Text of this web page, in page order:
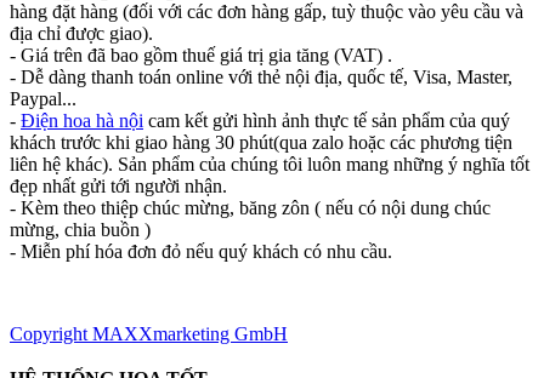
hàng đặt hàng (đối với các đơn hàng gấp, tuỳ thuộc vào yêu cầu và
địa chỉ được giao).
- Giá trên đã bao gồm thuế giá trị gia tăng (VAT) .
- Dễ dàng thanh toán online với thẻ nội địa, quốc tế, Visa, Master,
Paypal...
- Điện hoa hà nội cam kết gửi hình ảnh thực tế sản phẩm của quý
khách trước khi giao hàng 30 phút(qua zalo hoặc các phương tiện
liên hệ khác). Sản phẩm của chúng tôi luôn mang những ý nghĩa tốt
đẹp nhất gửi tới người nhận.
- Kèm theo thiệp chúc mừng, băng zôn ( nếu có nội dung chúc
mừng, chia buồn )
- Miễn phí hóa đơn đỏ nếu quý khách có nhu cầu.
Copyright MAXXmarketing GmbH